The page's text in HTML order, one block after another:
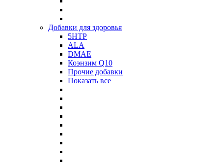
Добавки для здоровья
5HTP
ALA
DMAE
Коэнзим Q10
Прочие добавки
Показать все